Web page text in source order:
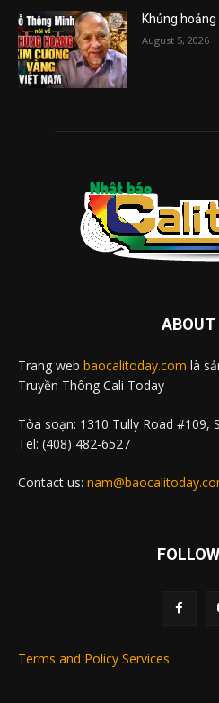
Khủng
August 5, 2026
ABOUT
Trang web baocalitoday.com là
Truyền Thông Cali Today
Tòa soạn: 1310 Tully Road #109,
Tel: (408) 482-6527
Contact us:
Terms and Policy Services